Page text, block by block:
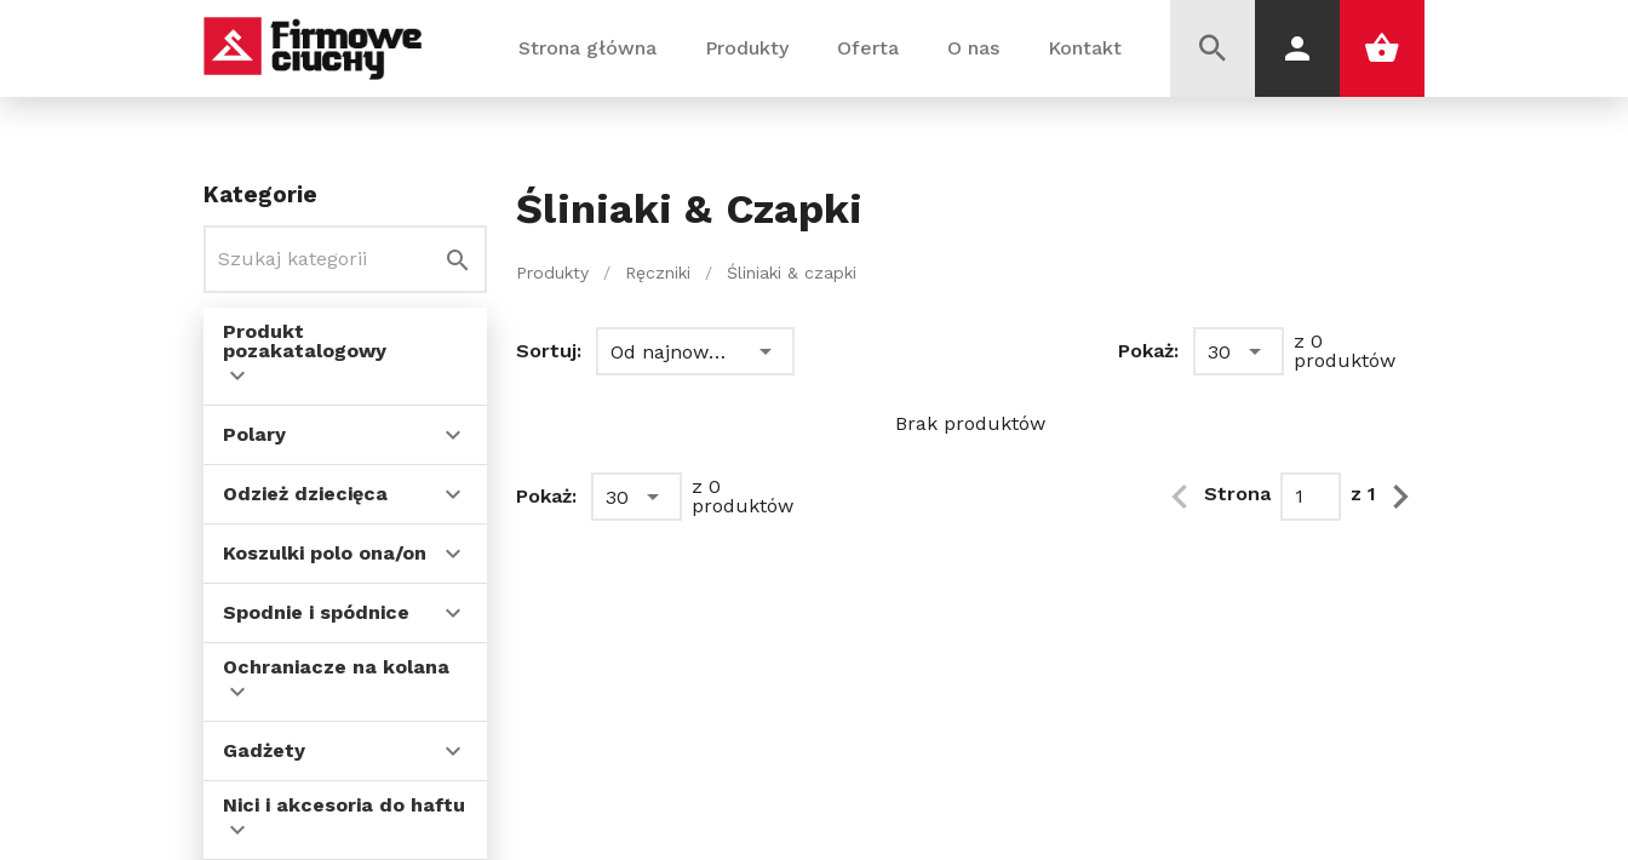
Strona główna Produkty Oferta O nas Kontakt
Kategorie
Produkt
pozakatalogowy
Polary
Odzież dziecięca
Koszulki polo ona/on
Spodnie i spódnice
Ochraniacze na kolana
Gadżety
Nici i akcesoria do haftu
Śliniaki & Czapki
Produkty / Ręczniki / Śliniaki & czapki
Sortuj: Od najnowszych Pokaż: 30
z 0
produktów
Brak produktów
Pokaż: 30
z 0
produktów
Strona z 1